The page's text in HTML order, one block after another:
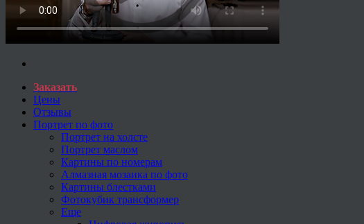
Заказать
Цены
Отзывы
Портрет по фото
Портрет на холсте
Портрет маслом
Картины по номерам
Алмазная мозаика по фото
Картины блестками
Фотокубик трансформер
Еще